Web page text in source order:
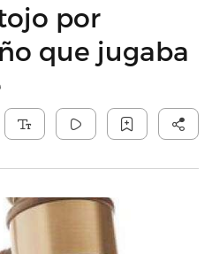
por
que jugaba